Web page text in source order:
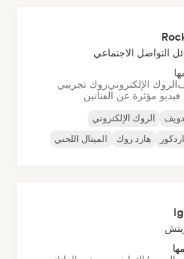
التواصل الاجتماعي
الروك الإلكترونيروك تجريبي
مؤثرة عن الفنانين
الروك الإلكتروني
هارد روك الميتال اللحني